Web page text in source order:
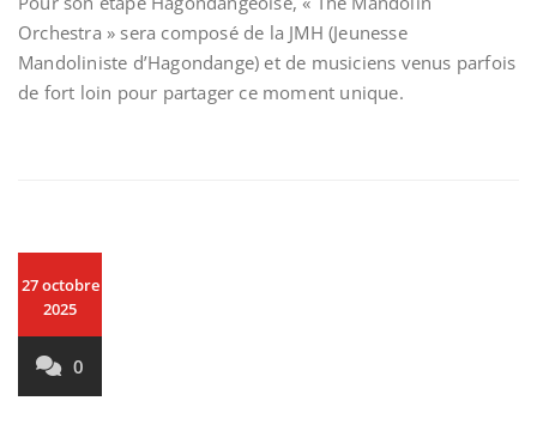
Orchestra » sera composé de la JMH (Jeunesse
Mandoliniste d’Hagondange) et de musiciens venus parfois
de fort loin pour partager ce moment unique.
27 octobre
2025
0